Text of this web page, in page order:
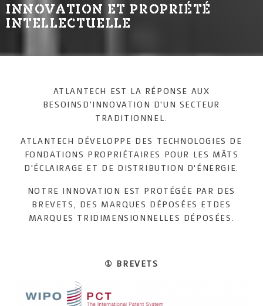
INNOVATION ET PROPRIÉTÉ
INTELLECTUELLE
ATLANTECH EST LA RÉPONSE AUX
BESOINS D'INNOVATION D'UN SECTEUR
TRADITIONNEL.
ATLANTECH DÉVELOPPE DES TECHNOLOGIES DE
FONDATIONS PROPRIÉTAIRES POUR LES MÂTS
D'ÉCLAIRAGE ET DE DISTRIBUTION D'ÉNERGIE.
NOTRE INNOVATION EST PROTÉGÉE PAR DES
BREVETS,
DES MARQUES DÉPOSÉES ET DES
MARQUES TRIDIMENSIONNELLES DÉPOSÉES.
① BREVETS